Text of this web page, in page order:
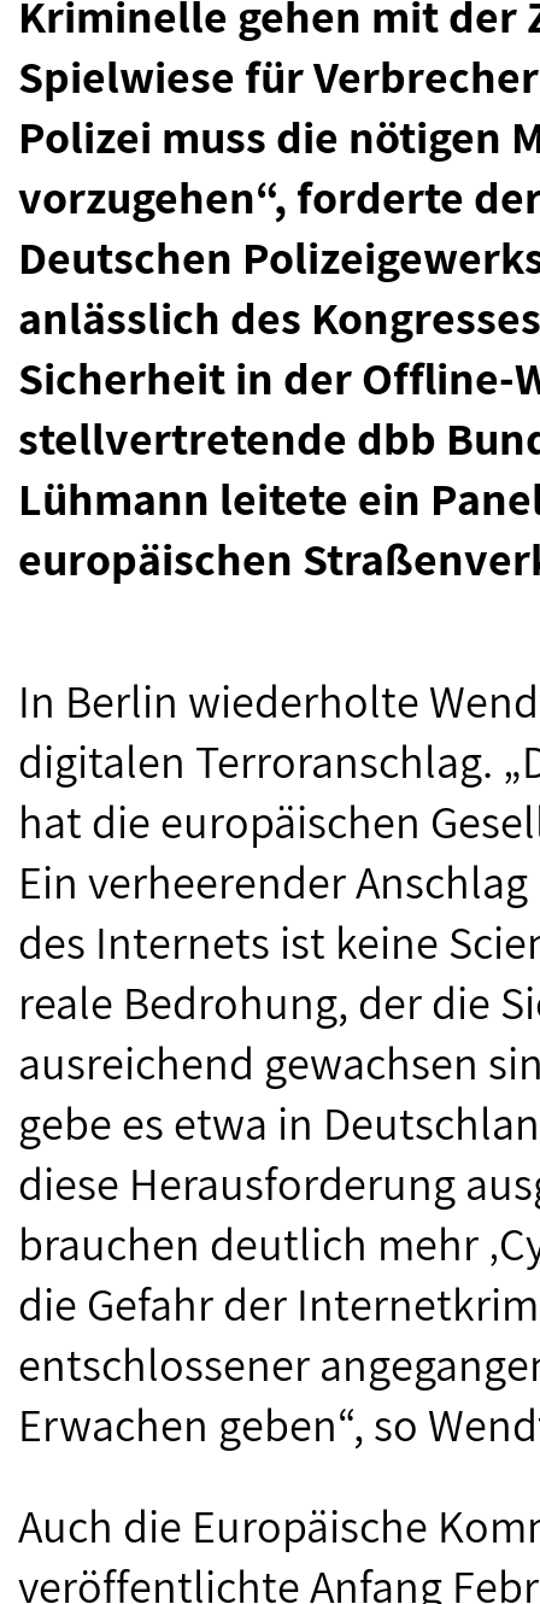
Kriminelle gehen mit der
Spielwiese für
Polizei muss die nötigen
vorzugehen“, forderte
Deutschen
anlässlich des
Sicherheit in der Offline-
stellvertretende dbb
Lühmann leitete ein
europäischen
In Berlin wiederholte
digitalen Terroranschlag.
hat die europäischen
Ein verheerender
des Internets ist keine
reale Bedrohung, der die
ausreichend gewachsen
gebe es etwa in
diese Herausforderung
brauchen deutlich mehr
die Gefahr der
entschlossener
Erwachen geben“, so
Auch die Europäische
veröffentlichte Anfang